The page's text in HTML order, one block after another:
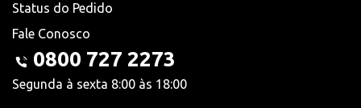
Status do Pedido
Fale Conosco
0800 727 2273
Segunda à sexta 8:00 às 18:00